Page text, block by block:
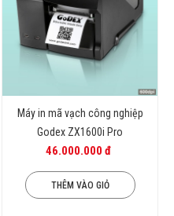
Máy in mã vạch công nghiệp
Godex ZX1600i Pro
46.000.000 đ
THÊM VÀO GIỎ